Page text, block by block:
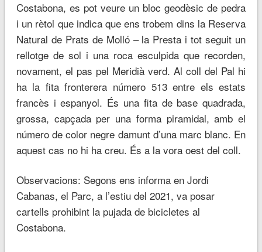
Costabona, es pot veure un bloc geodèsic de pedra
i un rètol que indica que ens trobem dins la Reserva
Natural de Prats de Molló – la Presta i tot seguit un
rellotge de sol i una roca esculpida que recorden,
novament, el pas pel Meridià verd. Al coll del Pal hi
ha la fita fronterera número 513 entre els estats
francès i espanyol. És una fita de base quadrada,
grossa, capçada per una forma piramidal, amb el
número de color negre damunt d’una marc blanc. En
aquest cas no hi ha creu. És a la vora oest del coll.
Observacions: Segons ens informa en Jordi
Cabanas, el Parc, a l’estiu del 2021, va posar
cartells prohibint la pujada de bicicletes al
Costabona.